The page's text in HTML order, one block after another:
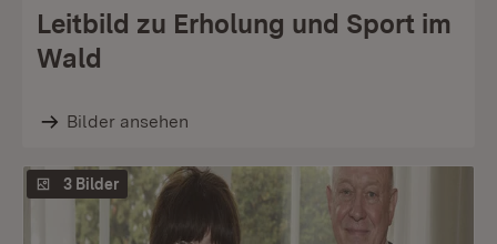
Leitbild zu Erholung und Sport im
Wald
Bilder ansehen
3 Bilder